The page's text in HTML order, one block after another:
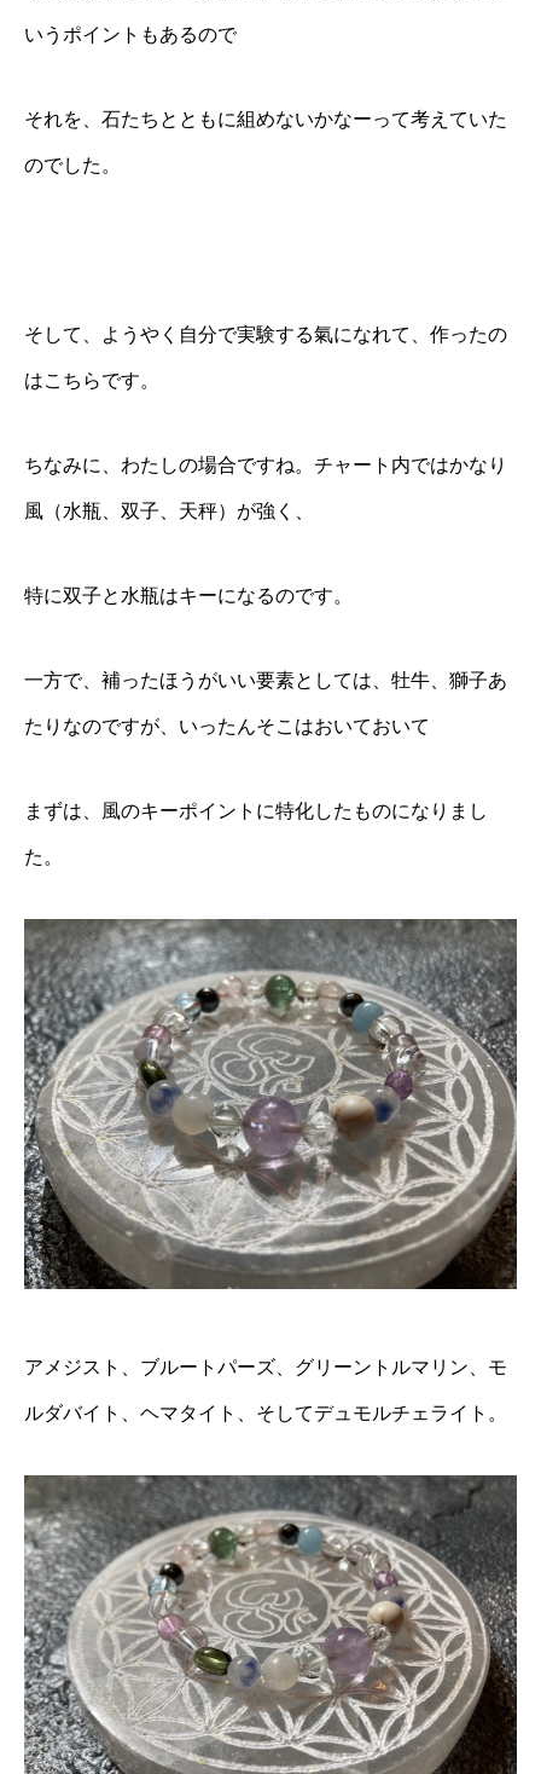
いうポイントもあるので
それを、石たちとともに組めないかなーって考えていた
のでした。
そして、ようやく自分で実験する氣になれて、作ったの
はこちらです。
ちなみに、わたしの場合ですね。チャート内ではかなり
風（水瓶、双子、天秤）が強く、
特に双子と水瓶はキーになるのです。
一方で、補ったほうがいい要素としては、牡牛、獅子あ
たりなのですが、いったんそこはおいておいて
まずは、風のキーポイントに特化したものになりまし
た。
アメジスト、ブルートパーズ、グリーントルマリン、モ
ルダバイト、ヘマタイト、そしてデュモルチェライト。